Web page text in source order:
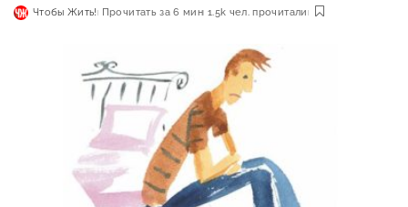
Чтобы Жить! Прочитать за 6 мин 1.5k чел. прочитали